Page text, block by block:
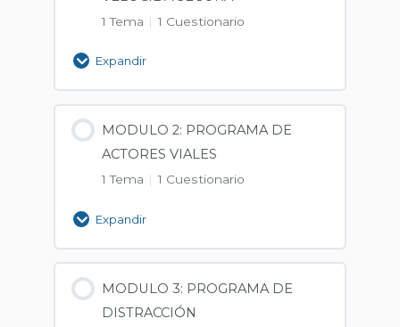
1 Tema | 1 Cuestionario
Expandir
MODULO 2: PROGRAMA DE
ACTORES VIALES
1 Tema | 1 Cuestionario
Expandir
MODULO 3: PROGRAMA DE
DISTRACCIÓN